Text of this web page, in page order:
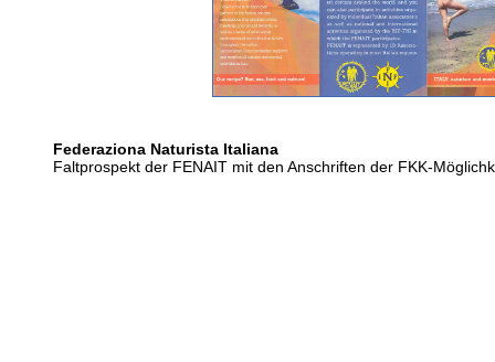
Federaziona Naturista Italiana
Faltprospekt der FENAIT mit den Anschriften der FKK-